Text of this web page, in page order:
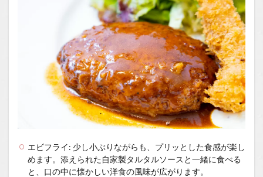
エビフライ: 少し小ぶりながらも、プリッとした食感が楽し
めます。添えられた自家製タルタルソースと一緒に食べる
と、口の中に懐かしい洋食の風味が広がります。